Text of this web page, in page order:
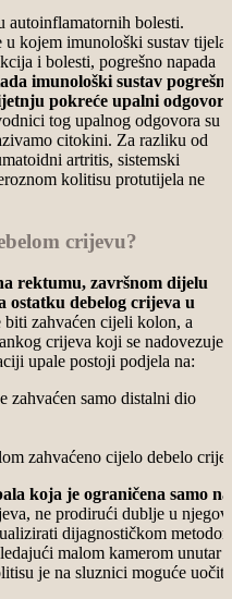
autoinflamatornih bolesti.
kojem imunološki sustav tijela,
i bolesti, pogrešno napada
imunološki sustav
pokreće upalni odgovor.
tog upalnog odgovora su
citokini. Za razliku od
artritis, sistemski
kolitisu protutijela ne
crijevu?
rektumu, završnom dijelu
ostatku debelog crijeva u
zahvaćen cijeli kolon, a
crijeva koji se nadovezuje
upale postoji podjela na:
zahvaćen samo distalni dio
zahvaćeno cijelo debelo
koja je ograničena samo na
ne prodirući dublje u
dijagnostičkom
malom kamerom unutar
je na sluznici moguće uočiti: